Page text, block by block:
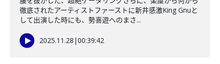
徹底されたアーティストファーストに新井感激King Gnuと
して出演した時にも、勢喜遊へのまさ...
2025.11.28 |00:39:42